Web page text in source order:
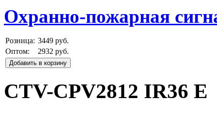
Охранно-пожарная
Розница: 3449 руб.
Оптом:
2932 руб.
Добавить в корзину
CTV-CPV2812 IR36 E